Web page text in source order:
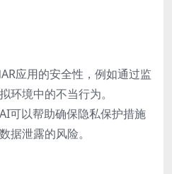
应用的安全性，例如通过监
环境中的不当行为。
可以帮助确保隐私保护措施
据泄露的风险。